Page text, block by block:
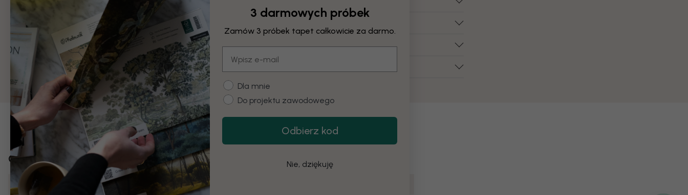
Jakie wymiary płótna są dostępne?
Czy mogę zamówić płótno z własnym obrazem?
Czy muszę samodzielnie złożyć obraz na płótnie?
Odkryj więcej
Mapy krajów Mapy Stanów Zjednoczonych Ameryki
3 darmowych próbek
Zamów 3 próbek tapet całkowicie za darmo.
Customer type
Dla mnie
Do projektu zawodowego
Odbierz kod
Nie, dziękuję